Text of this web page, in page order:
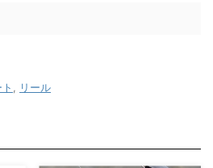
リール